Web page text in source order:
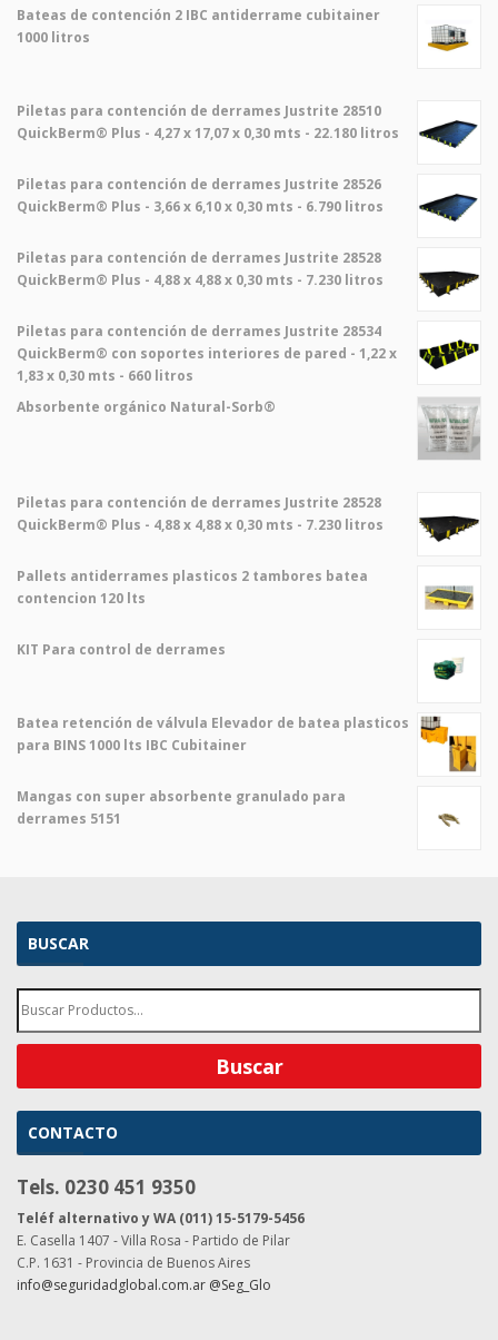
Bateas de contención 2 IBC antiderrame cubitainer
1000 litros
Piletas para contención de derrames Justrite 28510
QuickBerm® Plus - 4,27 x 17,07 x 0,30 mts - 22.180 litros
Piletas para contención de derrames Justrite 28526
QuickBerm® Plus - 3,66 x 6,10 x 0,30 mts - 6.790 litros
Piletas para contención de derrames Justrite 28528
QuickBerm® Plus - 4,88 x 4,88 x 0,30 mts - 7.230 litros
Piletas para contención de derrames Justrite 28534
QuickBerm® con soportes interiores de pared - 1,22 x
1,83 x 0,30 mts - 660 litros
Absorbente orgánico Natural-Sorb®
Piletas para contención de derrames Justrite 28528
QuickBerm® Plus - 4,88 x 4,88 x 0,30 mts - 7.230 litros
Pallets antiderrames plasticos 2 tambores batea
contencion 120 lts
KIT Para control de derrames
Batea retención de válvula Elevador de batea plasticos
para BINS 1000 lts IBC Cubitainer
Mangas con super absorbente granulado para
derrames 5151
BUSCAR
CONTACTO
Tels. 0230 451 9350
Teléf alternativo y WA (011) 15-5179-5456
E. Casella 1407 - Villa Rosa - Partido de Pilar
C.P. 1631 - Provincia de Buenos Aires
info@seguridadglobal.com.ar @Seg_Glo